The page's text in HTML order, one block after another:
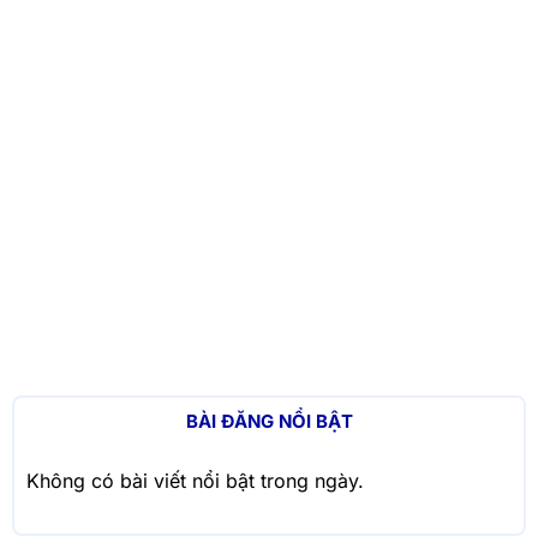
BÀI ĐĂNG NỔI BẬT
Không có bài viết nổi bật trong ngày.